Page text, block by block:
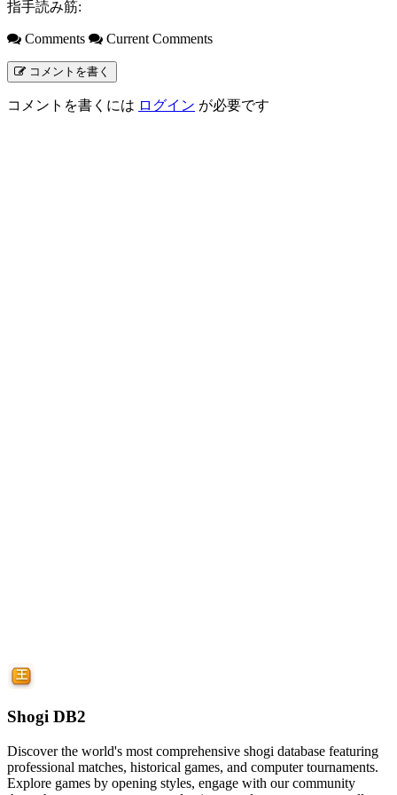
指手読み筋:
Comments Current Comments
コメントを書く
コメントを書くには ログイン が必要です
Shogi DB2
Discover the world's most comprehensive shogi database featuring
professional matches, historical games, and computer tournaments.
Explore games by opening styles, engage with our community